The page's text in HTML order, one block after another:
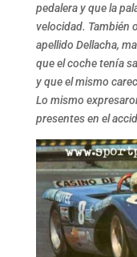
pedalera y que la
velocidad. También
apellido Dellacha,
que el coche tenía
y que el mismo
Lo mismo
presentes en el